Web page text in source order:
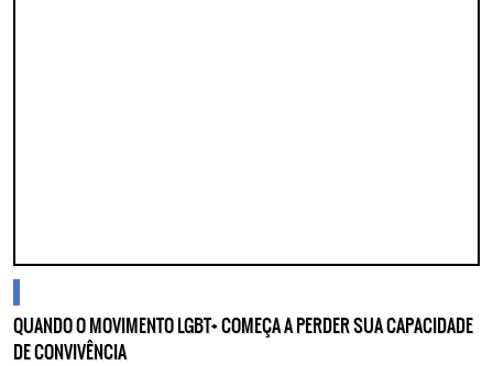
QUANDO O MOVIMENTO LGBT+ COMEÇA A PERDER SUA CAPACIDADE
DE CONVIVÊNCIA